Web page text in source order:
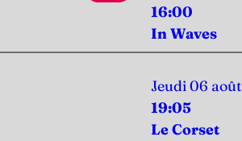
16:00
In Waves
Jeudi 06 août
19:05
Le Corset